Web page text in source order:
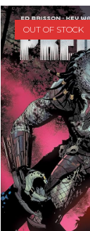
OUT OF STOCK